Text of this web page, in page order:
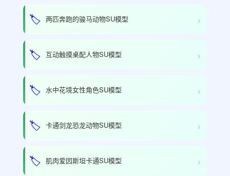
🏷️ 两匹奔跑的骏马动物SU模型 ›
🏷️ 互动触摸桌配人物SU模型 ›
🏷️ 水中花境女性角色SU模型 ›
🏷️ 卡通剑龙恐龙动物SU模型 ›
🏷️ 肌肉爱因斯坦卡通SU模型 ›